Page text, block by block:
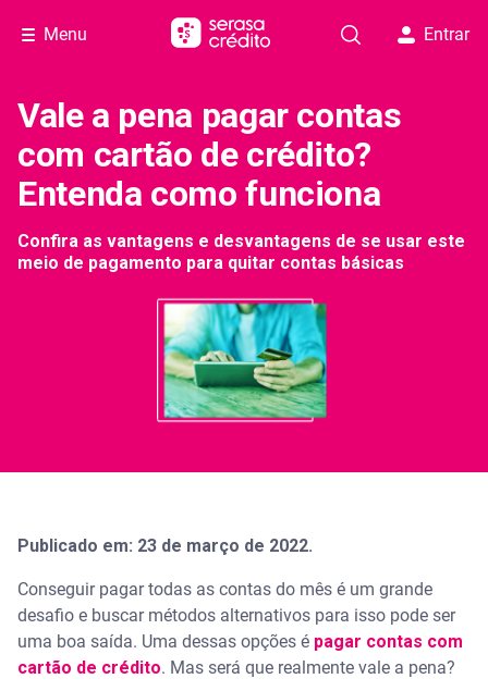
Menu Entrar
Vale a pena pagar contas
com cartão de crédito?
Entenda como funciona
Confira as vantagens e desvantagens de se usar este
meio de pagamento para quitar contas básicas
Publicado em: 23 de março de 2022.
Conseguir pagar todas as contas do mês é um grande
desafio e buscar métodos alternativos para isso pode ser
uma boa saída. Uma dessas opções é pagar contas com
cartão de crédito. Mas será que realmente vale a pena?